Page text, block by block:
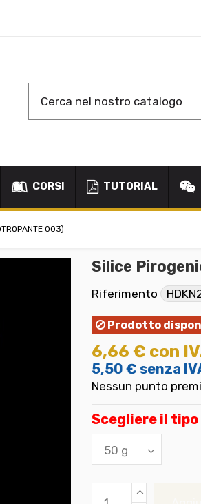
CORSI TUTORIAL
003)
Silice
Riferimento
Prodotto
6,66 € con
5,50 € senza
Nessun punto
Scegliere il